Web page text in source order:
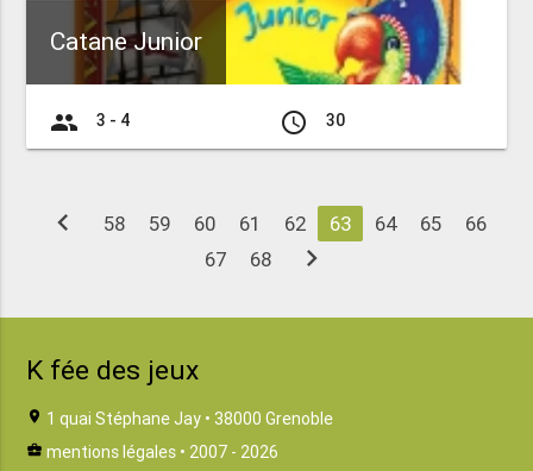
Catane Junior
group 3 - 4 access_time 30
chevron_left 58 59 60 61 62 63 64 65
66
67
68 chevron_right
K fée des jeux
location_on 1 quai Stéphane Jay • 38000 Grenoble
business_center mentions légales • 2007 - 2026